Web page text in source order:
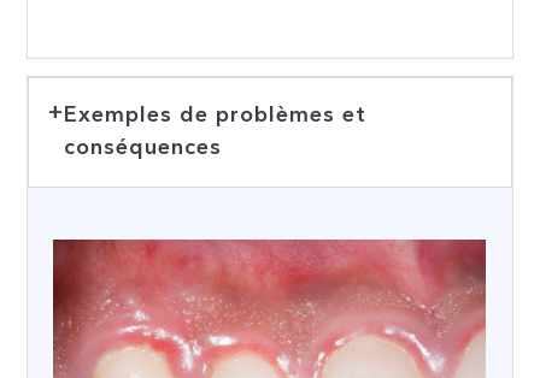
Exemples de problèmes et
conséquences